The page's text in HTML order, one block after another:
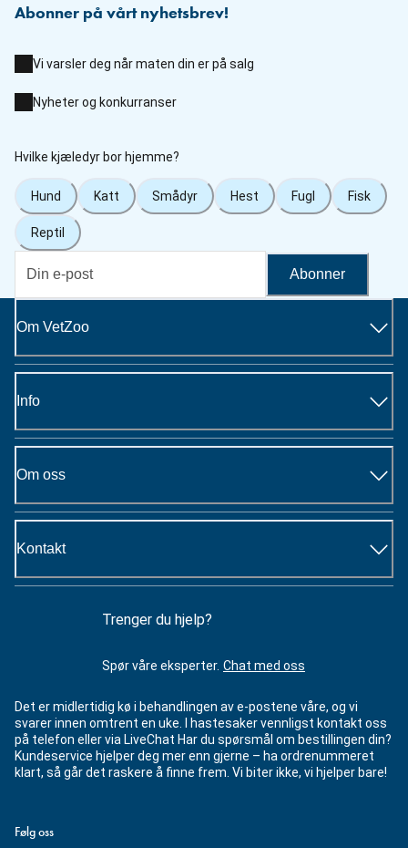
Abonner på vårt nyhetsbrev!
Vi varsler deg når maten din er på salg
Nyheter og konkurranser
Hvilke kjæledyr bor hjemme?
Hund Katt Smådyr Hest Fugl Fisk
Reptil
Abonner
Om VetZoo
Info
Om oss
Kontakt
Trenger du hjelp?
Spør våre eksperter. Chat med oss
Det er midlertidig kø i behandlingen av e-postene våre, og vi
svarer innen omtrent en uke. I hastesaker vennligst kontakt oss
på telefon eller via LiveChat Har du spørsmål om bestillingen din?
Kundeservice hjelper deg mer enn gjerne – ha ordrenummeret
klart, så går det raskere å finne frem. Vi biter ikke, vi hjelper bare!
Følg oss